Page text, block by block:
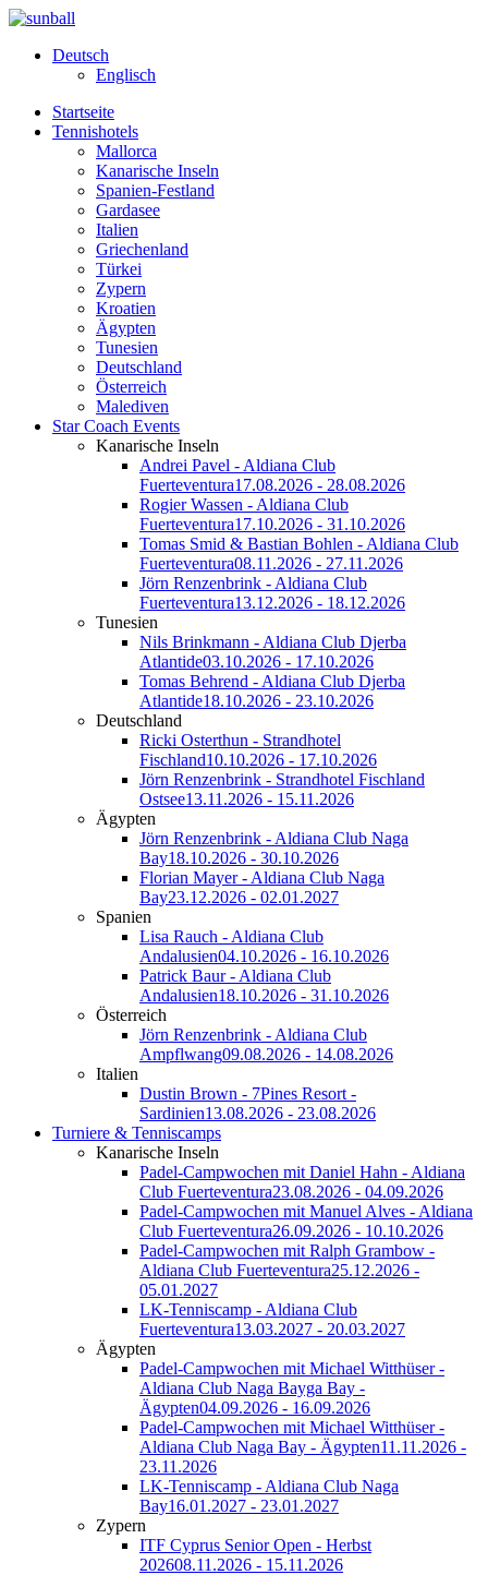
Deutsch
Englisch
Startseite
Tennishotels
Mallorca
Kanarische Inseln
Spanien-Festland
Gardasee
Italien
Griechenland
Türkei
Zypern
Kroatien
Ägypten
Tunesien
Deutschland
Österreich
Malediven
Star Coach Events
Kanarische Inseln
Andrei Pavel - Aldiana Club
Fuerteventura17.08.2026 - 28.08.2026
Rogier Wassen - Aldiana Club
Fuerteventura17.10.2026 - 31.10.2026
Tomas Smid & Bastian Bohlen - Aldiana Club
Fuerteventura08.11.2026 - 27.11.2026
Jörn Renzenbrink - Aldiana Club
Fuerteventura13.12.2026 - 18.12.2026
Tunesien
Nils Brinkmann - Aldiana Club Djerba
Atlantide03.10.2026 - 17.10.2026
Tomas Behrend - Aldiana Club Djerba
Atlantide18.10.2026 - 23.10.2026
Deutschland
Ricki Osterthun - Strandhotel
Fischland10.10.2026 - 17.10.2026
Jörn Renzenbrink - Strandhotel Fischland
Ostsee13.11.2026 - 15.11.2026
Ägypten
Jörn Renzenbrink - Aldiana Club Naga
Bay18.10.2026 - 30.10.2026
Florian Mayer - Aldiana Club Naga
Bay23.12.2026 - 02.01.2027
Spanien
Lisa Rauch - Aldiana Club
Andalusien04.10.2026 - 16.10.2026
Patrick Baur - Aldiana Club
Andalusien18.10.2026 - 31.10.2026
Österreich
Jörn Renzenbrink - Aldiana Club
Ampflwang09.08.2026 - 14.08.2026
Italien
Dustin Brown - 7Pines Resort -
Sardinien13.08.2026 - 23.08.2026
Turniere & Tenniscamps
Kanarische Inseln
Padel-Campwochen mit Daniel Hahn - Aldiana
Club Fuerteventura23.08.2026 - 04.09.2026
Padel-Campwochen mit Manuel Alves - Aldiana
Club Fuerteventura26.09.2026 - 10.10.2026
Padel-Campwochen mit Ralph Grambow -
Aldiana Club Fuerteventura25.12.2026 -
05.01.2027
LK-Tenniscamp - Aldiana Club
Fuerteventura13.03.2027 - 20.03.2027
Ägypten
Padel-Campwochen mit Michael Witthüser -
Aldiana Club Naga Bayga Bay -
Ägypten04.09.2026 - 16.09.2026
Padel-Campwochen mit Michael Witthüser -
Aldiana Club Naga Bay - Ägypten11.11.2026 -
23.11.2026
LK-Tenniscamp - Aldiana Club Naga
Bay16.01.2027 - 23.01.2027
Zypern
ITF Cyprus Senior Open - Herbst
202608.11.2026 - 15.11.2026